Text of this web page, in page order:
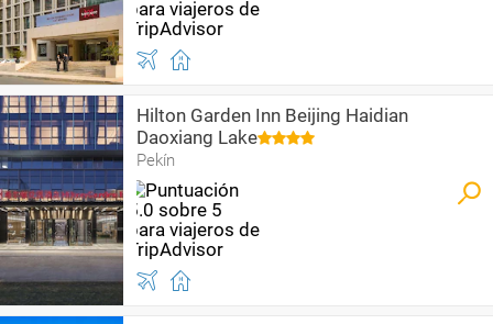
Hilton Garden Inn Beijing Haidian
Daoxiang Lake
Pekín